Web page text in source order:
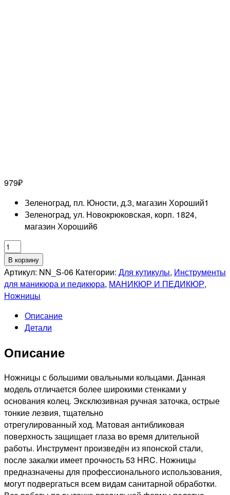
979₽
Зеленоград, пл. Юности, д.3, магазин Хороший1
Зеленоград, ул. Новокрюковская, корп. 1824,
магазин Хороший6
Количество
товара
NIPPON
NIPPERS
NN_S-
Ножницы
для
Длина
мм.
Ручная
заточка.
В корзину
Артикул: NN_S-06 Категории: Для кутикулы, Инструменты
для маникюра и педикюра, МАНИКЮР И ПЕДИКЮР,
Ножницы
Описание
Детали
Описание
Ножницы с большими овальными кольцами. Данная
модель отличается более широкими стенками у
основания колец. Эксклюзивная ручная заточка, острые
тонкие лезвия, тщательно
отрегулированный ход. Матовая антибликовая
поверхность защищает глаза во время длительной
работы. Инструмент произведён из японской стали,
после закалки имеет прочность 53 HRC. Ножницы
предназначены для профессионального использования,
могут подвергаться всем видам санитарной обработки.